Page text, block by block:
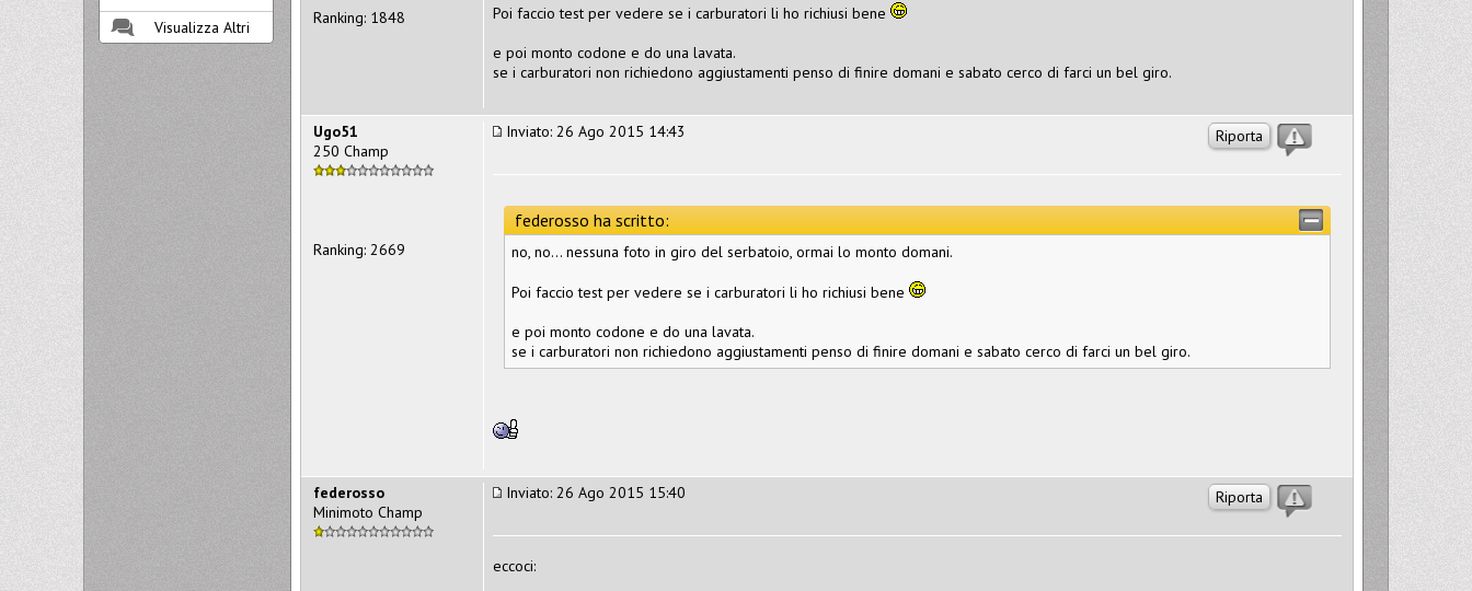
Poi faccio test per vedere se i carburatori li ho richiusi bene
e poi monto codone e do una lavata.
se i carburatori non richiedono aggiustamenti penso di finire domani e sabato cerco di farci un bel giro.
Ranking: 1848
Riporta
Inviato: 26 Ago 2015 14:43
federosso ha scritto:
no, no... nessuna foto in giro del serbatoio, ormai lo monto domani.
Poi faccio test per vedere se i carburatori li ho richiusi bene
e poi monto codone e do una lavata.
se i carburatori non richiedono aggiustamenti penso di finire domani e sabato cerco di farci un bel giro.
Ugo51
250 Champ
Ranking: 2669
Riporta
Inviato: 26 Ago 2015 15:40
eccoci:
federosso
Minimoto Champ
Visualizza Altri